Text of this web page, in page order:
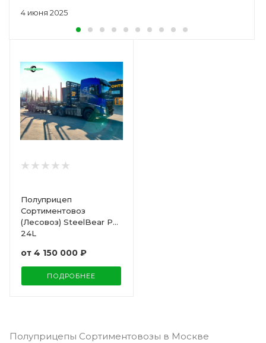
4 июня 2025
Полуприцеп
Сортиментовоз
(Лесовоз) SteelBear PT-
24L
от 4 150 000 ₽
ПОДРОБНЕЕ
Полуприцепы Сортиментовозы в Москве